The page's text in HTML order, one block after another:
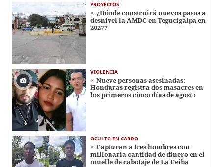
PROYECTOS
¿Dónde construirá nuevos pasos a
desnivel la AMDC en Tegucigalpa en
2027?
VIOLENCIA
Nueve personas asesinadas:
Honduras registra dos masacres en
los primeros cinco días de agosto
OCULTO EN CARRO
Capturan a tres hombres con
millonaria cantidad de dinero en el
muelle de cabotaje de La Ceiba